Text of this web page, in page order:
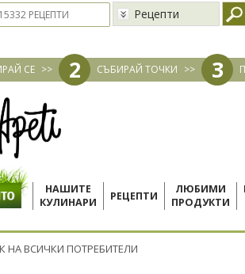
Рецепти
СЕ >> 2 СЪБИРАЙ ТОЧКИ >> 3
НАШИТЕ
КУЛИНАРИ
РЕЦЕПТИ
ЛЮБИМИ
ПРОДУКТИ
НА ВСИЧКИ ПОТРЕБИТЕЛИ